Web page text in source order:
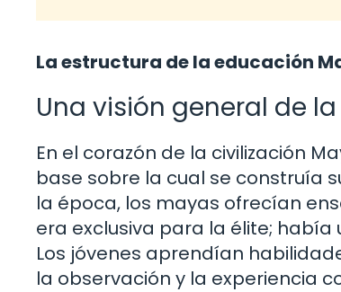
La estructura de la educación
Una visión general de
En el corazón de la civilización
base sobre la cual se construía
la época, los mayas ofrecían
era exclusiva para la élite;
Los jóvenes aprendían
la observación y la experiencia